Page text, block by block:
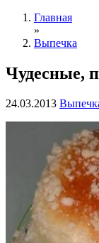
Главная
»
Выпечка
Чудесные,
24.03.2013